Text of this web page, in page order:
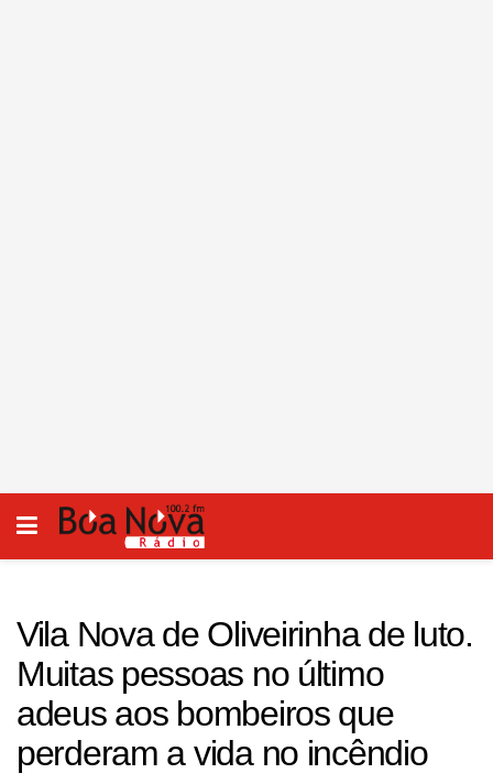
Vila Nova de Oliveirinha de luto.
Muitas pessoas no último
adeus aos bombeiros que
perderam a vida no incêndio